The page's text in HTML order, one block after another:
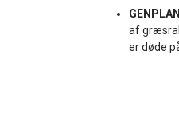
af
er døde